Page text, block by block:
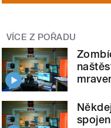
VÍCE Z POŘADU